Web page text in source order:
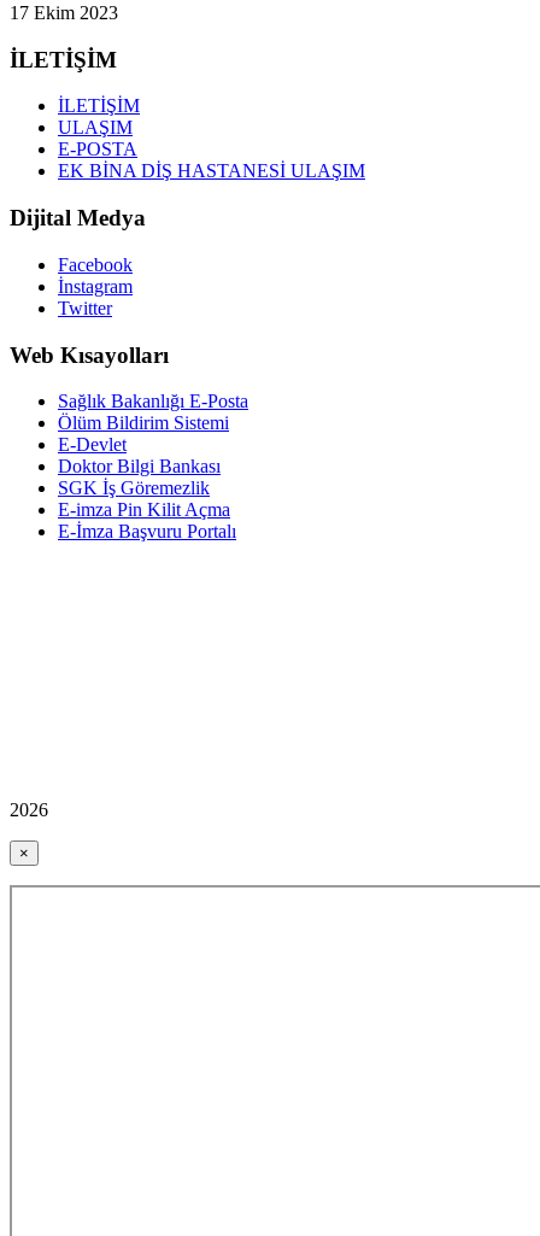
17 Ekim 2023
İLETİŞİM
İLETİŞİM
ULAŞIM
E-POSTA
EK BİNA DİŞ HASTANESİ ULAŞIM
Dijital Medya
Facebook
İnstagram
Twitter
Web Kısayolları
Sağlık Bakanlığı E-Posta
Ölüm Bildirim Sistemi
E-Devlet
Doktor Bilgi Bankası
SGK İş Göremezlik
E-imza Pin Kilit Açma
E-İmza Başvuru Portalı
2026
×